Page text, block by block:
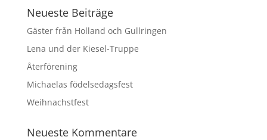
Neueste Beiträge
Gäster från Holland och Gullringen
Lena und der Kiesel-Truppe
Återförening
Michaelas födelsedagsfest
Weihnachstfest
Neueste Kommentare